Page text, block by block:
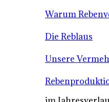
Warum
Die Reblaus
Unsere